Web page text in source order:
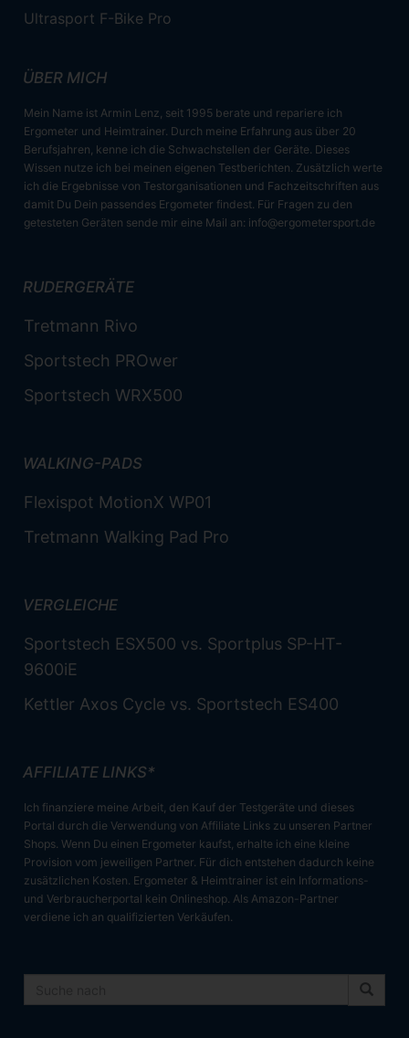
Ultrasport F-Bike Pro
ÜBER MICH
Mein Name ist Armin Lenz, seit 1995 berate und repariere ich
Ergometer und Heimtrainer. Durch meine Erfahrung aus über 20
Berufsjahren, kenne ich die Schwachstellen der Geräte. Dieses
Wissen nutze ich bei meinen eigenen Testberichten. Zusätzlich werte
ich die Ergebnisse von Testorganisationen und Fachzeitschriften aus
damit Du Dein passendes Ergometer findest. Für Fragen zu den
getesteten Geräten sende mir eine Mail an: info@ergometersport.de
RUDERGERÄTE
Tretmann Rivo
Sportstech PROwer
Sportstech WRX500
WALKING-PADS
Flexispot MotionX WP01
Tretmann Walking Pad Pro
VERGLEICHE
Sportstech ESX500 vs. Sportplus SP-HT-
9600iE
Kettler Axos Cycle vs. Sportstech ES400
AFFILIATE LINKS*
Ich finanziere meine Arbeit, den Kauf der Testgeräte und dieses
Portal durch die Verwendung von Affiliate Links zu unseren Partner
Shops. Wenn Du einen Ergometer kaufst, erhalte ich eine kleine
Provision vom jeweiligen Partner. Für dich entstehen dadurch keine
zusätzlichen Kosten. Ergometer & Heimtrainer ist ein Informations-
und Verbraucherportal kein Onlineshop. Als Amazon-Partner
verdiene ich an qualifizierten Verkäufen.